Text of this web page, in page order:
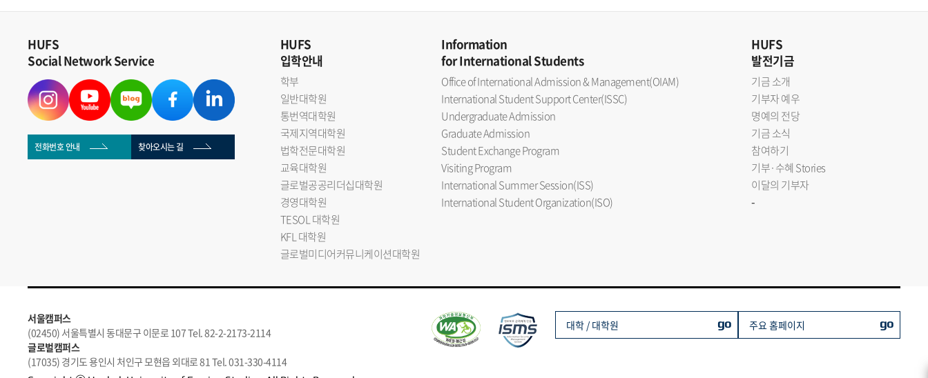
HUFS
Social Network Service
전화번호 안내 찾아오시는 길
HUFS
입학안내
학부
일반대학원
통번역대학원
국제지역대학원
법학전문대학원
교육대학원
글로벌공공리더십대학원
경영대학원
TESOL 대학원
KFL 대학원
글로벌미디어커뮤니케이션대학원
Information
for International Students
Office of International Admission & Management(OIAM)
International Student Support Center(ISSC)
Undergraduate Admission
Graduate Admission
Student Exchange Program
Visiting Program
International Summer Session(ISS)
International Student Organization(ISO)
HUFS
발전기금
기금 소개
기부자 예우
명예의 전당
기금 소식
참여하기
기부·수혜 Stories
이달의 기부자
-
서울캠퍼스
(02450) 서울특별시 동대문구 이문로 107 Tel. 82-2-2173-2114
글로벌캠퍼스
(17035) 경기도 용인시 처인구 모현읍 외대로 81 Tel. 031-330-4114
대학 / 대학원 go 주요 홈페이지 go